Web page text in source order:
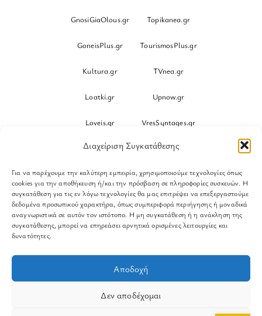
Διαχείριση Συγκατάθεσης
Για να παρέχουμε την καλύτερη εμπειρία, χρησιμοποιούμε τεχνολογίες όπως
cookies για την αποθήκευση ή/και την πρόσβαση σε πληροφορίες συσκευών. Η
συγκατάθεση για τις εν λόγω τεχνολογίες θα μας επιτρέψει να επεξεργαστούμε
δεδομένα προσωπικού χαρακτήρα, όπως συμπεριφορά περιήγησης ή μοναδικά
αναγνωριστικά σε αυτόν τον ιστότοπο. Η μη συγκατάθεση ή η ανάκληση της
συγκατάθεσης, μπορεί να επηρεάσει αρνητικά ορισμένες λειτουργίες και
δυνατότητες.
Αποδοχή
Δεν αποδέχομαι
GnosiGiaOlous.gr Topikanea.gr
GoneisPlus.gr TourismosPlus.gr
Kultura.gr TVnea.gr
Loatki.gr Upnow.gr
Loveis.gr VresSyntages.gr
ModernaGynaika.gr Xristianika.gr
OikonomiaPlus.gr ZoumeKalytera.gr
Oikotropia.gr ZoumeSpiti.gr
Perepet.gr
© 2026Orama Group(Orama Group Μ.Ι.Κ.Ε.) | Α.Φ.Μ.
801086294 – Δ.Ο.Υ. ΚΕΦΟΔΕ Αττικής | Γ.Ε.ΜΗ
148748903000 | Έδρα: Αθήνα, Ελλάδα |